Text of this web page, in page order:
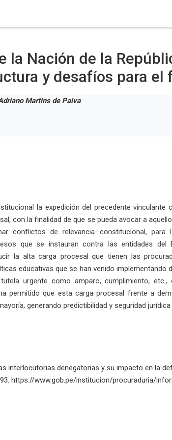
la Nación de la
y desafíos para el
Martins de Paiva
la expedición del precedente vinculante
con la finalidad de que se pueda avocar a
conflictos de relevancia constitucional, para
que se instauran contra las entidades del
la alta carga procesal que tienen las
educativas que se han venido implementando
urgente como amparo, cumplimiento,
permitido que esta carga procesal frente a
generando predictibilidad y seguridad
interlocutorias denegatorias y su impacto en la
https://www.gob.pe/institucion/procuraduria/